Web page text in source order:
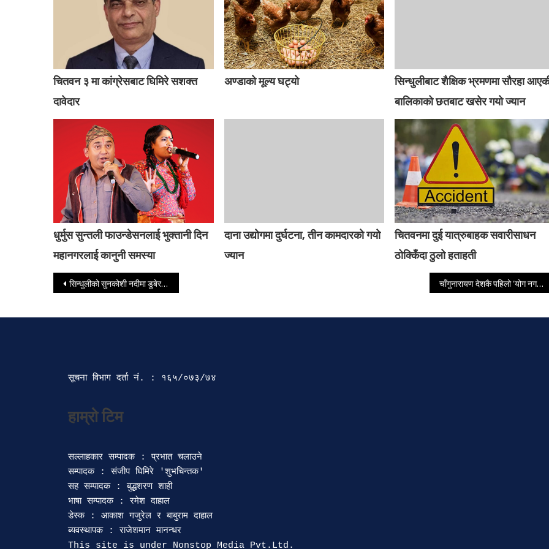
चितवन ३ मा कांग्रेसबाट घिमिरे सशक्त
दावेदार
अण्डाको मूल्य घट्यो
सिन्धुलीबाट शैक्षिक भ्रमणमा सौरहा
बालिकाको छतबाट खसेर गयो ज्यान
धुर्मुस सुन्तली फाउन्डेसनलाई भुक्तानी दिन
महानगरलाई कानुनी समस्या
दाना उद्योगमा दुर्घटना, तीन कामदारको गयो
ज्यान
चितवनमा दुई यात्रुबाहक सवारीसाधन
ठोक्किँदा ठुलो हताहती
Post navigation
सिन्धुलीको सुनकोशी नदीमा डुबेर दुई बालकको मृत्यु चाँगुनारायण देशकै पहिलो ‘योग नगर’ घोषणा
सूचना विभाग दर्ता‍ नं. : १६५/०७३/७४
हाम्रो टिम
सल्लाहकार सम्पादक : प्रभात चलाउने
सम्पादक : संजीप घिमिरे 'शुभचिन्तक'
सह सम्पादक : बुद्धशरण शाही
भाषा सम्पादक : रमेश दाहाल
डेस्क : आकाश गजुरेल र बाबुराम दाहाल
ब्यवस्थापक : राजेशमान मानन्धर